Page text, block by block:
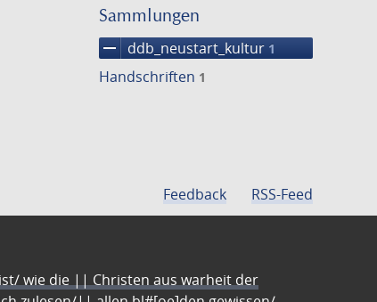
Sammlungen
remove ddb_neustart_kultur 1
Handschriften 1
Feedback RSS-Feed
wie die || Christen aus warheit der